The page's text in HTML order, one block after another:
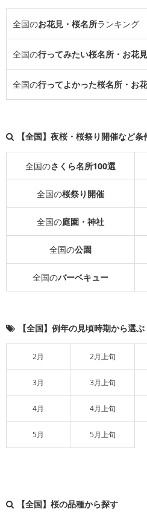
全国のお花見・桜名所ランキング
全国の行ってみたい桜名所・お花見
全国の行ってよかった桜名所・お
【全国】夜桜・桜祭り開催など
全国のさくら名所100選
全国の桜祭り開催
全国の庭園・神社
全国の公園
全国のバーベキュー
【全国】例年の見頃時期から選ぶ
2月 2月上旬
3月 3月上旬
4月 4月上旬
5月 5月上旬
【全国】桜の品種から探す